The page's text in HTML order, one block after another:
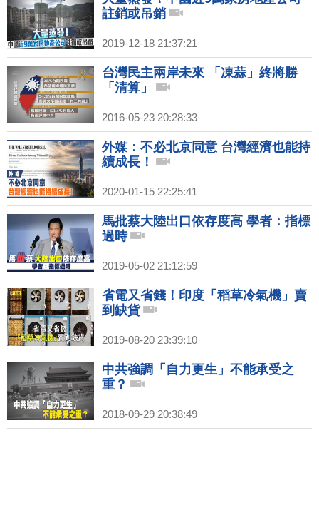
註銷或吊銷
2019-12-18 21:37:21
台灣民主兩岸未來 「凍蒜」終將勝
「清算」
2016-05-23 20:28:33
外媒：不必北京同意 台灣經濟也能持
續成長！
2020-01-15 22:25:41
馬批蔡大陸出口依存度高 學者：指標
過時
2019-05-02 21:12:59
省電又省錢！印度「稻草冷氣機」賣
到缺貨
2019-08-20 23:39:10
中共強調「自力更生」不能承受之
重？
2018-09-29 20:38:49